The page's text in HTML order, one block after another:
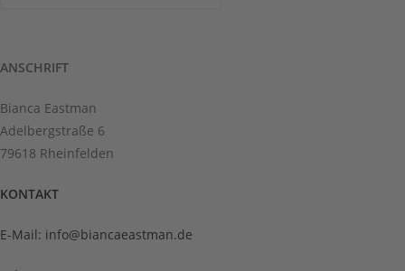
ANSCHRIFT
Bianca Eastman
Adelbergstraße 6
79618 Rheinfelden
KONTAKT
E-Mail: info@biancaeastman.de